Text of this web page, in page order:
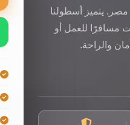
يتميز أسطولنا
مسافرًا للعمل أو
والراحة.